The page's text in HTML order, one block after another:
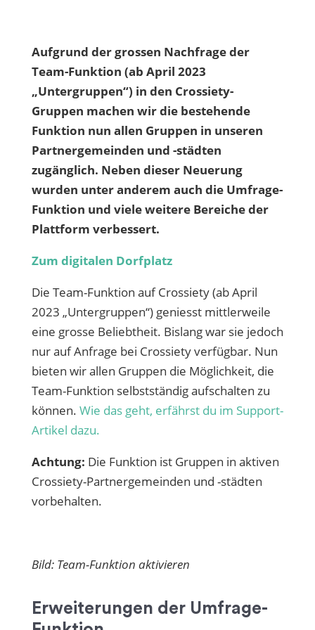
Aufgrund der grossen Nachfrage der
Team-Funktion (ab April 2023
„Untergruppen“) in den Crossiety-
Gruppen machen wir die bestehende
Funktion nun allen Gruppen in unseren
Partnergemeinden und -städten
zugänglich. Neben dieser Neuerung
wurden unter anderem auch die Umfrage-
Funktion und viele weitere Bereiche der
Plattform verbessert.
Zum digitalen Dorfplatz
Die Team-Funktion auf Crossiety (ab April
2023 „Untergruppen“) geniesst mittlerweile
eine grosse Beliebtheit. Bislang war sie jedoch
nur auf Anfrage bei Crossiety verfügbar. Nun
bieten wir allen Gruppen die Möglichkeit, die
Team-Funktion selbstständig aufschalten zu
können. Wie das geht, erfährst du im Support-
Artikel dazu.
Achtung: Die Funktion ist Gruppen in aktiven
Crossiety-Partnergemeinden und -städten
vorbehalten.
Bild: Team-Funktion aktivieren
Erweiterungen der Umfrage-